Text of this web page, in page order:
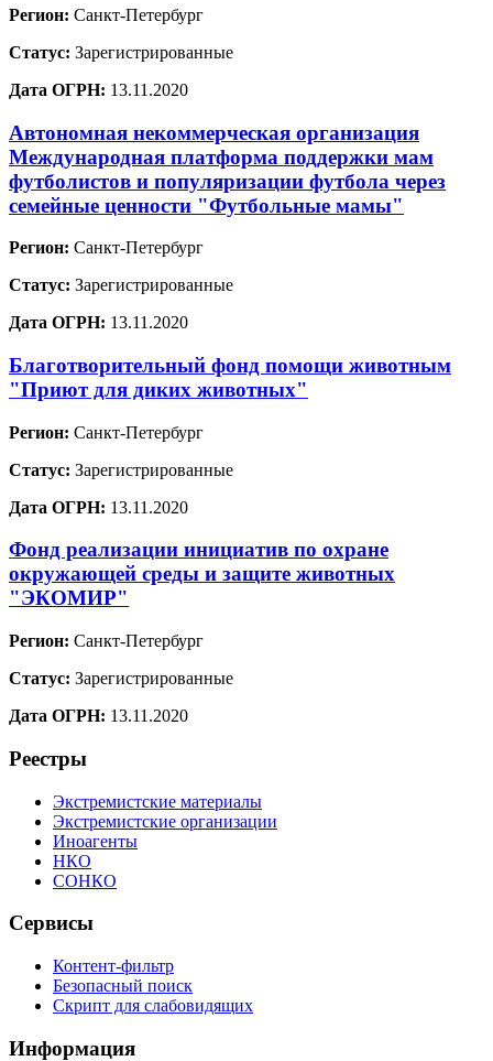
Регион: Санкт-Петербург
Статус: Зарегистрированные
Дата ОГРН: 13.11.2020
Автономная некоммерческая организация
Международная платформа поддержки мам
футболистов и популяризации футбола через
семейные ценности "Футбольные мамы"
Регион: Санкт-Петербург
Статус: Зарегистрированные
Дата ОГРН: 13.11.2020
Благотворительный фонд помощи животным
"Приют для диких животных"
Регион: Санкт-Петербург
Статус: Зарегистрированные
Дата ОГРН: 13.11.2020
Фонд реализации инициатив по охране
окружающей среды и защите животных
"ЭКОМИР"
Регион: Санкт-Петербург
Статус: Зарегистрированные
Дата ОГРН: 13.11.2020
Реестры
Экстремистские материалы
Экстремистские организации
Иноагенты
НКО
СОНКО
Сервисы
Контент-фильтр
Безопасный поиск
Скрипт для слабовидящих
Информация